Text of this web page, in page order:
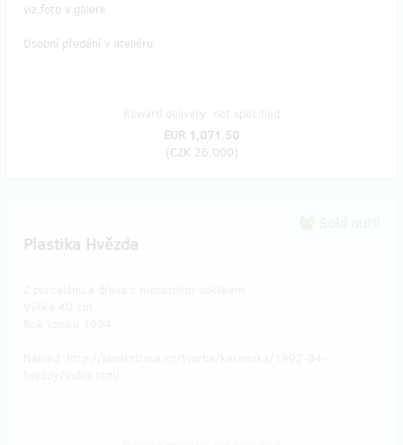
viz.foto v galerii
Osobní předání v ateliéru
EUR 1,071.50
(CZK 26,000)
Plastika Hvězda